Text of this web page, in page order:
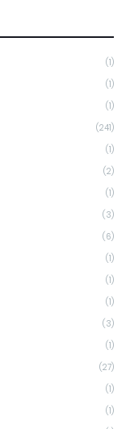
(1)
(1)
(1)
(241)
(1)
(2)
(1)
(3)
(6)
(1)
(1)
(1)
(3)
(1)
(27)
(1)
(1)